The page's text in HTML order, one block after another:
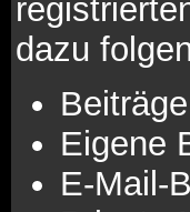
dazu
Eigene
E-Mail-